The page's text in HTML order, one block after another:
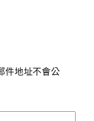
件地址不會公